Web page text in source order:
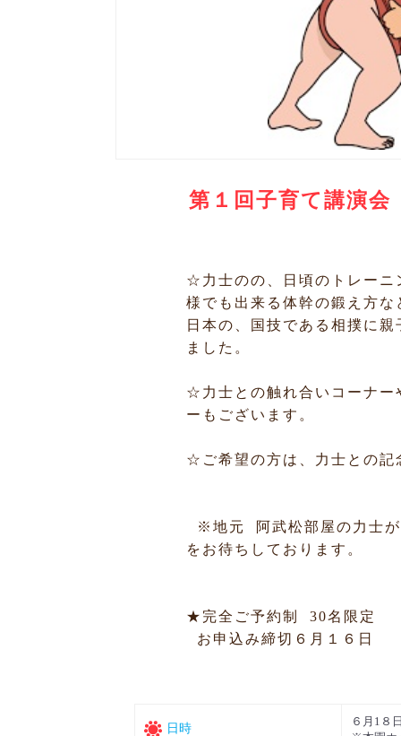
第１回子育て講演
☆力士のの、日頃のトレーニ
様でも出来る体幹の鍛え方
日本の、国技である相撲に
ました。
☆力士との触れ合いコーナー
ーもございます。
☆ご希望の方は、力士との記
※地元 阿武松部屋の力士が
をお待ちしております。
★完全ご予約制 30名限定
お申込み締切６月１６日
日時
６月1８